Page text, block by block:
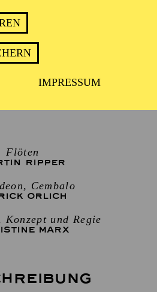
IMPRESSUM
Dezember 2026
keine Pause
Flöten
RIPPER
Cembalo
ORLICH
und Regie
MARX